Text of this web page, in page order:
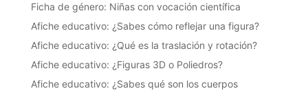
Ficha de género: Niñas con vocación científica
Afiche educativo: ¿Sabes cómo reflejar una figura?
Afiche educativo: ¿Qué es la traslación y rotación?
Afiche educativo: ¿Figuras 3D o Poliedros?
Afiche educativo: ¿Sabes qué son los cuerpos